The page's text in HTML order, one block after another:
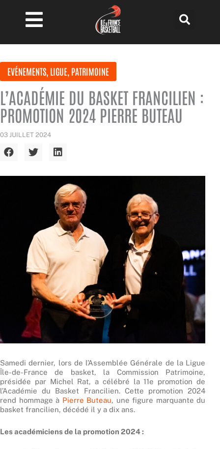
contenu
EVÉNEMENTS, LIGUE, PATRIMOINE
L’ACADÉMIE DU BASKET FRANCILIEN :
PROMOTION 2024 PIERRE BUTEAU
03 JUILLET 2024
Samedi dernier, lors de l’Assemblée Générale de la Ligue
Île-de-France de basket, la Commission Patrimoine,
présidée par Michel Rat, a célébré la 11e promotion de
l’Académie du Basket Francilien. Cette promotion 2024
rend hommage à Pierre Buteau, une figure marquante du
basket francilien, décédé il y a dix ans.
Les académiciens de la promotion 2024 :